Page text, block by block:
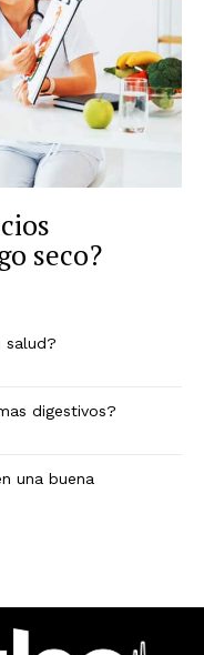
seco?
salud?
digestivos?
una buena